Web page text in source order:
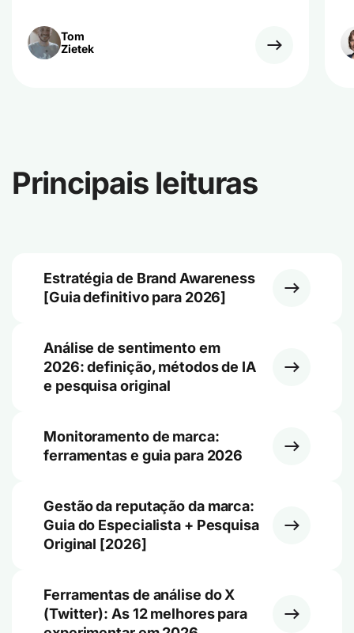
Tom
Zietek
Principais leituras
Estratégia de Brand Awareness
[Guia definitivo para 2026]
Análise de sentimento em
2026: definição, métodos de IA
e pesquisa original
Monitoramento de marca:
ferramentas e guia para 2026
Gestão da reputação da marca:
Guia do Especialista + Pesquisa
Original [2026]
Ferramentas de análise do X
(Twitter): As 12 melhores para